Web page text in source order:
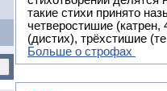
такие стихи принято называть астрофическими. Самая популярная строфа в русской поэзии -
четверостишие
(дистих), трёхстишие
Больше о строфах